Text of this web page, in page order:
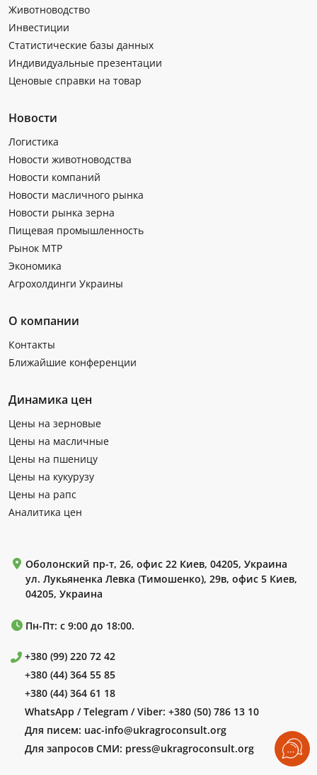
Животноводство
Инвестиции
Статистические базы данных
Индивидуальные презентации
Ценовые справки на товар
Новости
Логистика
Новости животноводства
Новости компаний
Новости масличного рынка
Новости рынка зерна
Пищевая промышленность
Рынок МТР
Экономика
Агрохолдинги Украины
О компании
Контакты
Ближайшие конференции
Динамика цен
Цены на зерновые
Цены на масличные
Цены на пшеницу
Цены на кукурузу
Цены на рапс
Аналитика цен
Оболонский пр-т, 26, офис 22 Киев, 04205, Украина
ул. Лукьяненка Левка (Тимошенко), 29в, офис 5 Киев,
04205, Украина
Пн-Пт: с 9:00 до 18:00.
+380 (99) 220 72 42
+380 (44) 364 55 85
+380 (44) 364 61 18
WhatsApp / Telegram / Viber: +380 (50) 786 13 10
Для писем: uac-info@ukragroconsult.org
Для запросов СМИ: press@ukragroconsult.org